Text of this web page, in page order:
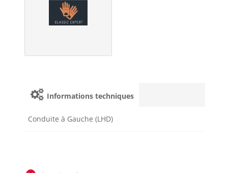
Informations techniques
Conduite à Gauche (LHD)